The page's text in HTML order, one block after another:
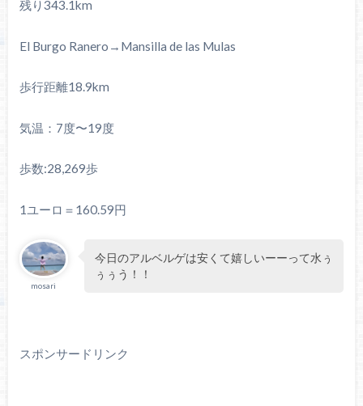
残り343.1km
El Burgo Ranero→Mansilla de las Mulas
歩行距離18.9km
気温：7度〜19度
歩数:28,269歩
1ユーロ＝160.59円
mosari
今日のアルベルゲは安くて嬉しいーーって水ぅ
ぅぅう！！
スポンサードリンク